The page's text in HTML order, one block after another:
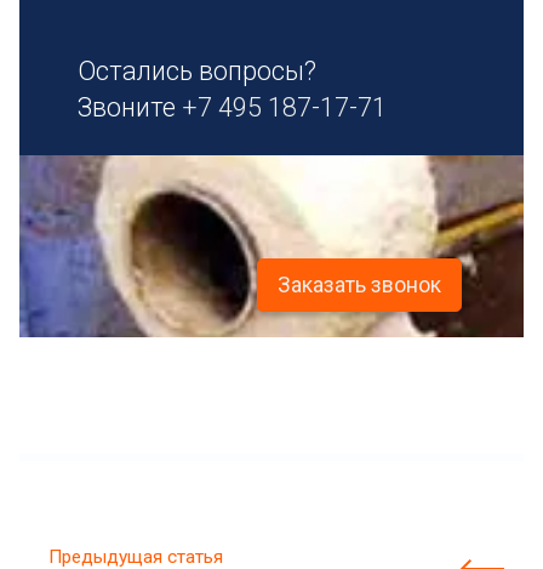
Остались вопросы?
Звоните +7 495 187-17-71
Заказать звонок
Предыдущая статья